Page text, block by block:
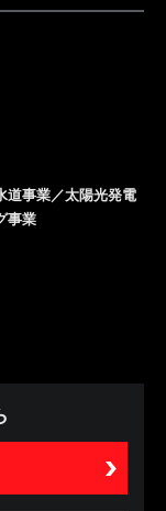
道事業／太陽光発電
事業